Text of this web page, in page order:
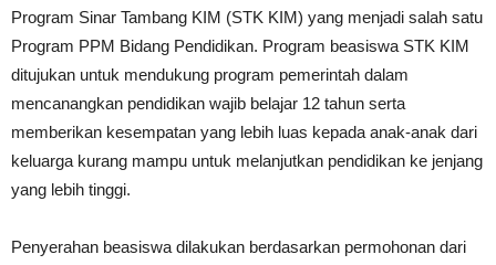
Program Sinar Tambang KIM (STK KIM) yang menjadi salah satu
Program PPM Bidang Pendidikan. Program beasiswa STK KIM
ditujukan untuk mendukung program pemerintah dalam
mencanangkan pendidikan wajib belajar 12 tahun serta
memberikan kesempatan yang lebih luas kepada anak-anak dari
keluarga kurang mampu untuk melanjutkan pendidikan ke jenjang
yang lebih tinggi.
Penyerahan beasiswa dilakukan berdasarkan permohonan dari